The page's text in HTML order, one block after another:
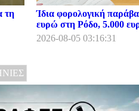
τη
Ίδια φορολογική
ευρώ στη Ρόδο, 5.000
2026-08-05 03:16:31